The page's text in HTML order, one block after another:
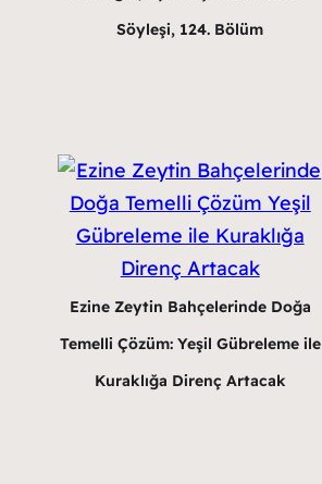
Söyleşi, 124. Bölüm
Ezine Zeytin Bahçelerinde Doğa
Temelli Çözüm: Yeşil Gübreleme ile
Kuraklığa Direnç Artacak